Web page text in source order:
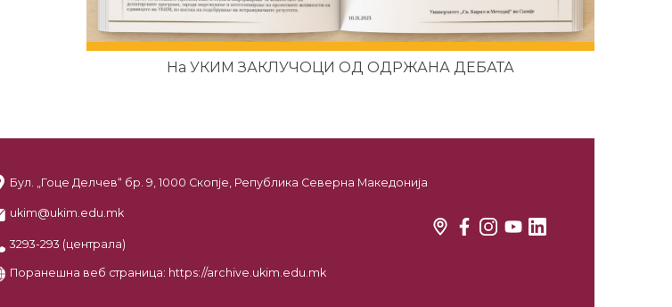
На УКИМ ЗАКЛУЧОЦИ ОД ОДРЖАНА ДЕБАТА
Бул. „Гоце Делчев“ бр. 9, 1000 Скопје, Република Северна Македонија
ukim@ukim.edu.mk
3293-293 (централа)
Поранешна веб страница: https://archive.ukim.edu.mk